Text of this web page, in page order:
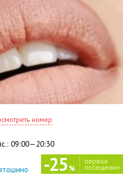
804-05-64
номер
09:00—20:30
-25 %
первое
посещение